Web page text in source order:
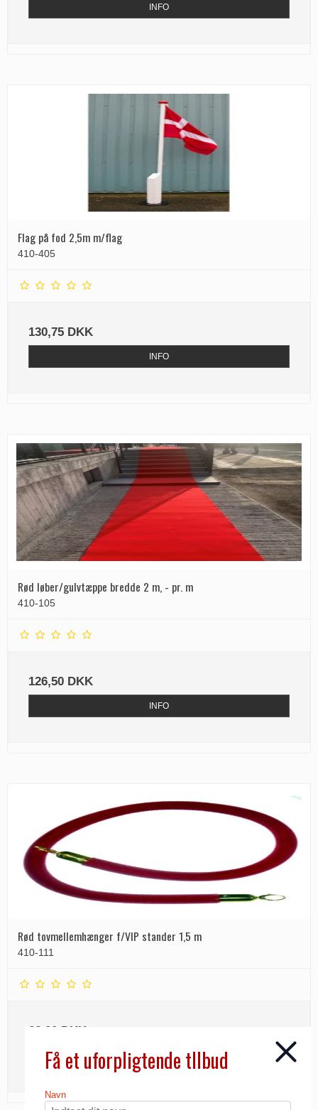
INFO
Flag på fod 2,5m m/flag
410-405
130,75 DKK
INFO
Rød løber/gulvtæppe bredde 2 m, - pr. m
410-105
126,50 DKK
INFO
Rød tovmellemhænger f/VIP stander 1,5 m
410-111
66,00 DKK
INFO
Få et uforpligtende tllbud
Navn